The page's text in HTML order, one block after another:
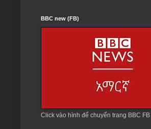
BBC new (FB)
Click vào hình để chuyển trang BBC FB